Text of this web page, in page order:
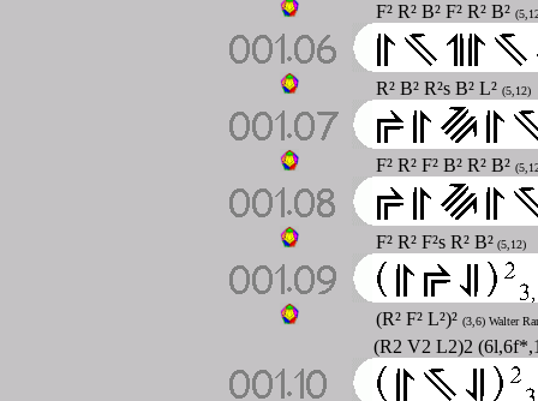
F² R² B² F² R² B²
R² B² R²s B² L² (5,12)
F² R² F² B² R² B²
F² R² F²s R² B² (5,12)
(R² F² L²)² (3,6) Walter
(R2 V2 L2)2